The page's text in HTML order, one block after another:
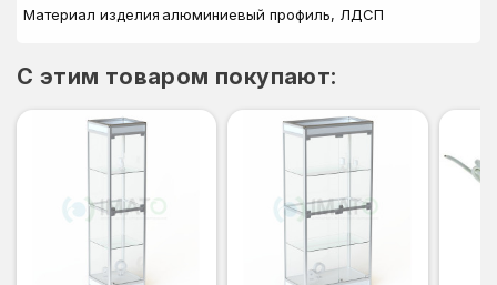
Материал изделия алюминиевый профиль, ЛДСП
C этим товаром покупают: